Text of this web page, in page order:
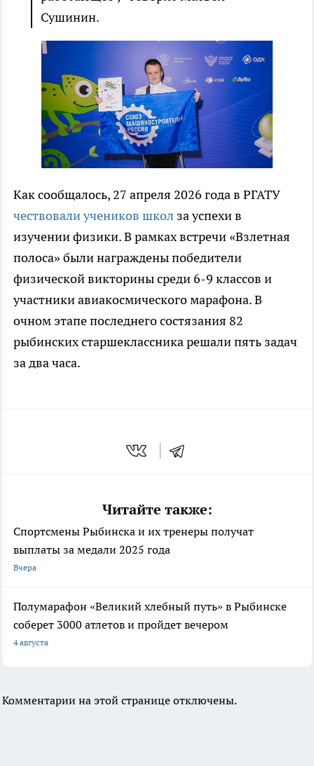
Сушинин.
Как сообщалось, 27 апреля 2026 года в РГАТУ
чествовали учеников школ за успехи в
изучении физики. В рамках встречи «Взлетная
полоса» были награждены победители
физической викторины среди 6-9 классов и
участники авиакосмического марафона. В
очном этапе последнего состязания 82
рыбинских старшеклассника решали пять задач
за два часа.
Читайте также:
Спортсмены Рыбинска и их тренеры получат
выплаты за медали 2025 года
Вчера
Полумарафон «Великий хлебный путь» в Рыбинске
соберет 3000 атлетов и пройдет вечером
4 августа
Комментарии на этой странице отключены.